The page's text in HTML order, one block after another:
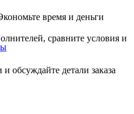
время и деньги
сравните условия и
обсуждайте детали заказа